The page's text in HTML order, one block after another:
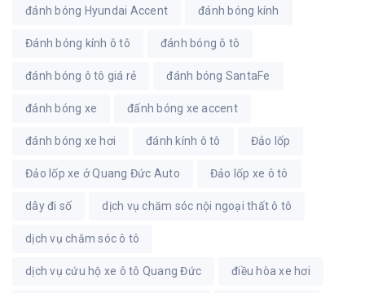
đánh bóng Hyundai Accent đánh bóng kính
Đánh bóng kính ô tô đánh bóng ô tô
đánh bóng ô tô giá rẻ đánh bóng SantaFe
đánh bóng xe đấnh bóng xe accent
đánh bóng xe hơi đánh kính ô tô Đảo lốp
Đảo lốp xe ở Quang Đức Auto Đảo lốp xe ô tô
dây đi số dịch vụ chăm sóc nội ngoại thất ô tô
dịch vụ chăm sóc ô tô
dịch vụ cứu hộ xe ô tô Quang Đức điều hòa xe hơi